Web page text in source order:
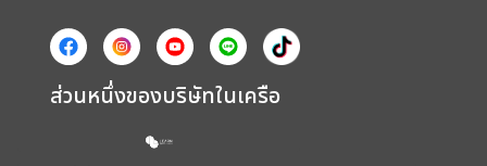
ส่วนหนึ่งของบริษัทในเครือ